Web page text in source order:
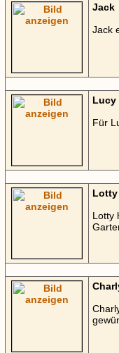
Jack
Jack
Lucy
Für
Lotty
Lotty